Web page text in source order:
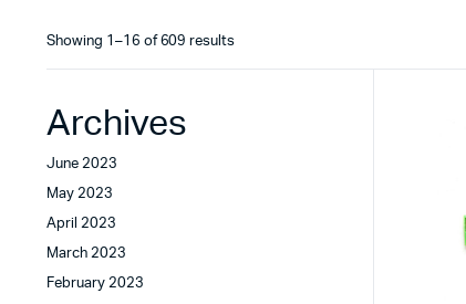
CNC & Laser
Showing 1–16 of 609 resultsSorted
Archives
June 2023
May 2023
April 2023
March 2023
February 2023